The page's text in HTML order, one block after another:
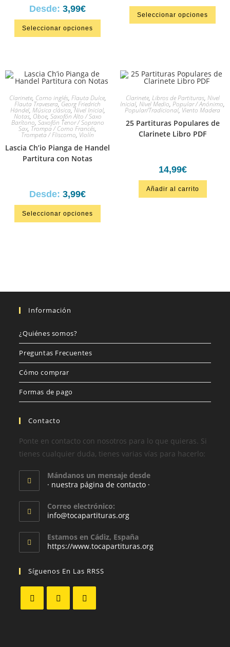
Desde: 3,99€
Seleccionar opciones
Valorado en
5.00de 5
Seleccionar opciones
Clarinete, Corno inglés, Flauta Dulce,
Flauta Travesera,Georg Friedrich
Händel, Música clásica,Nivel Inicial,
Notas, Oboe, Saxofón Alto / Saxo
Barítono, Saxofón Tenor / Soprano
Sax, Trompa / Corno Francés,
Trompeta / Fliscorno, Violín
Lascia Ch’io Pianga de Handel
Partitura con Notas
Desde: 3,99€
Seleccionar opciones
Clarinete, Libros de Partituras, Nivel
Inicial, Nivel Medio, Popular / Anónimo,
Popular/Tradicional, Viento Madera
25 Partituras Populares de
Clarinete Libro PDF
14,99€
Añadir al carrito
Información
¿Quiénes somos?
Preguntas Frecuentes
Cómo comprar
Formas de pago
Contacto
Ponte en contacto con nosotros para lo que quieras. Si
tienes cualquier duda, tienes varias vías para hacerlo:
Mándanos un mensaje desde
· nuestra página de contacto ·
Correo electrónico:
info@tocapartituras.org
Estamos en Cádiz, España
https://www.tocapartituras.org
Síguenos En Las RRSS